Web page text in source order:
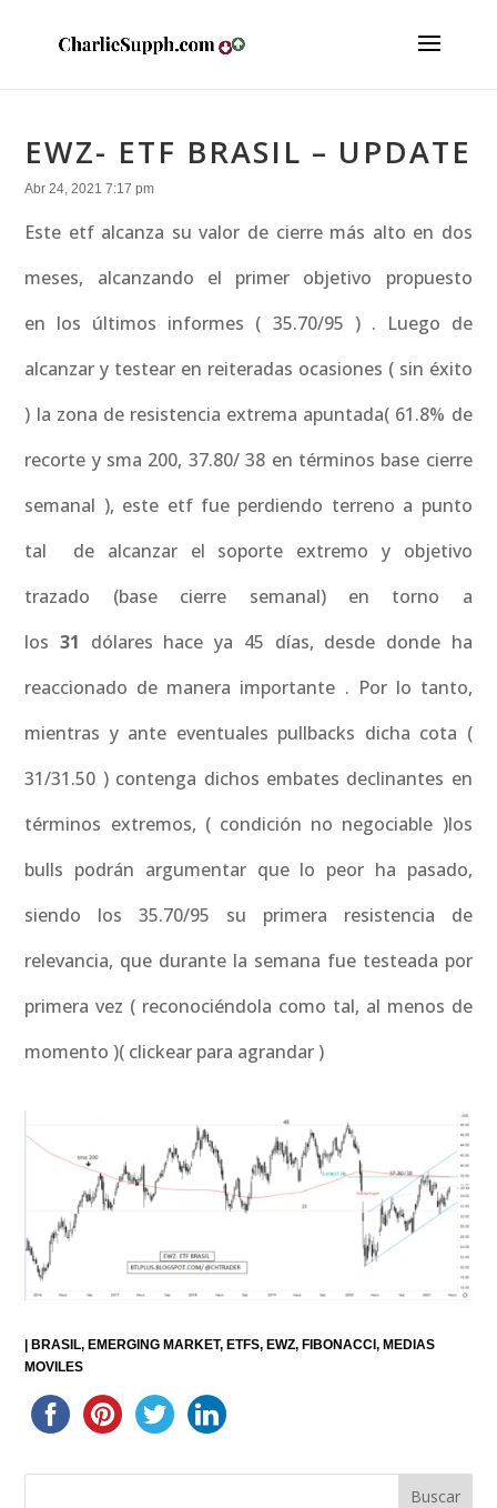
EWZ- ETF BRASIL – UPDATE
Abr 24, 2021 7:17 pm
Este etf alcanza su valor de cierre más alto en dos
meses, alcanzando el primer objetivo propuesto
en los últimos informes ( 35.70/95 ) . Luego de
alcanzar y testear en reiteradas ocasiones ( sin éxito
) la zona de resistencia extrema apuntada( 61.8% de
recorte y sma 200, 37.80/ 38 en términos base cierre
semanal ), este etf fue perdiendo terreno a punto
tal de alcanzar el soporte extremo y objetivo
trazado (base cierre semanal) en torno a
los31 dólares hace ya 45 días, desde donde ha
reaccionado de manera importante . Por lo tanto,
mientras y ante eventuales pullbacks dicha cota (
31/31.50 ) contenga dichos embates declinantes en
términos extremos, ( condición no negociable )los
bulls podrán argumentar que lo peor ha pasado,
siendo los 35.70/95 su primera resistencia de
relevancia, que durante la semana fue testeada por
primera vez ( reconociéndola como tal, al menos de
momento )( clickear para agrandar )
BRASIL EMERGING MARKET ETFS EWZ FIBONACCI MEDIAS
MOVILES